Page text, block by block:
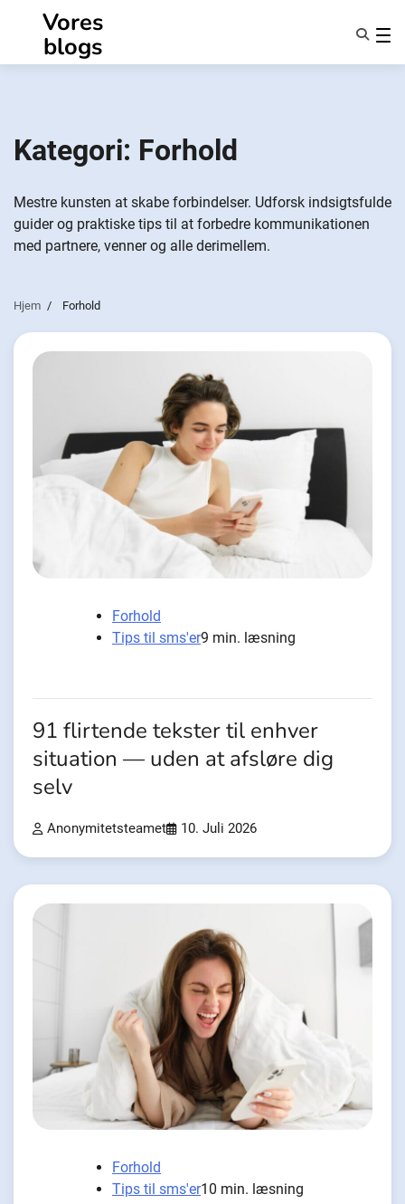
indhold
Vores
blogs
NotifyPartners
Kategori: Forhold
Mestre kunsten at skabe forbindelser. Udforsk indsigtsfulde
guider og praktiske tips til at forbedre kommunikationen
med partnere, venner og alle derimellem.
Hjem Forhold
Forhold
Tips til sms'er9 min. læsning
91 flirtende tekster til enhver
situation — uden at afsløre dig
selv
Anonymitetsteamet 10. Juli 2026
Forhold
Tips til sms'er10 min. læsning